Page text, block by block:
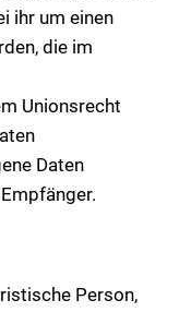
ihr um einen
die im
Unionsrecht
Daten
Person,